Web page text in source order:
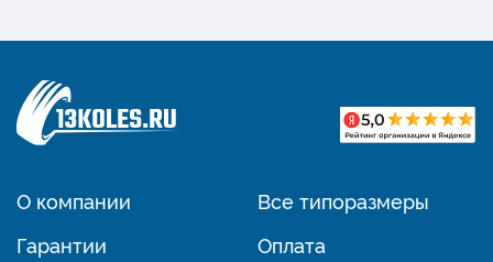
О компании
Гарантии
Все типоразмеры
Оплата